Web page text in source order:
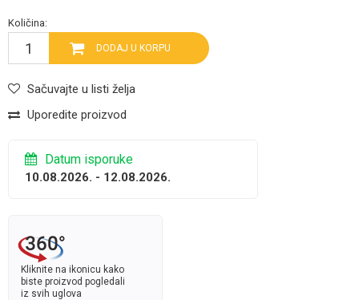
Količina:
DODAJ U KORPU
Sačuvajte u listi želja
Uporedite proizvod
Datum isporuke
10.08.2026. - 12.08.2026.
Kliknite na ikonicu kako
biste proizvod pogledali
iz svih uglova